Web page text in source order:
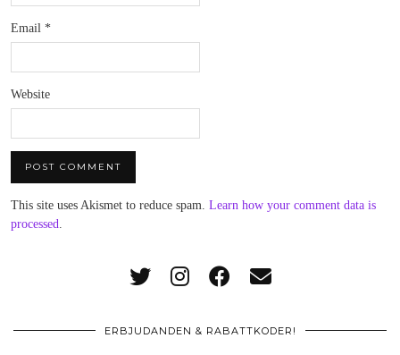
Email *
Website
This site uses Akismet to reduce spam. Learn how your comment data is
processed.
ERBJUDANDEN & RABATTKODER!